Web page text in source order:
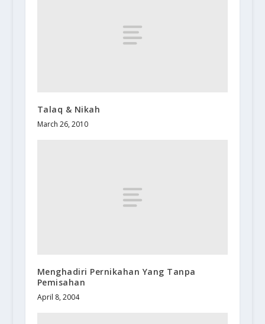
Talaq & Nikah
March 26, 2010
Menghadiri Pernikahan Yang Tanpa
Pemisahan
April 8, 2004